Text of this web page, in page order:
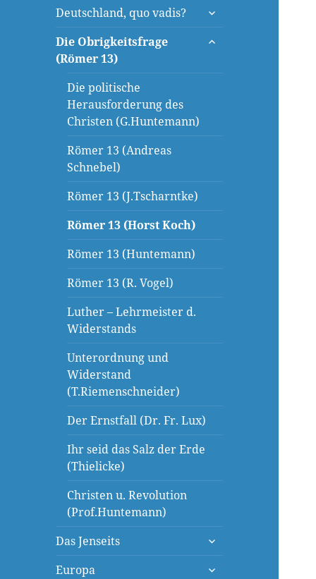
Deutschland, quo vadis?
untermenü
Die Obrigkeitsfrage
(Römer 13)
untermenü
Die politische
Herausforderung des
Christen (G.Huntemann)
Römer 13 (Andreas
Schnebel)
Römer 13 (J.Tscharntke)
Römer 13 (Horst Koch)
Römer 13 (Huntemann)
Römer 13 (R. Vogel)
Luther – Lehrmeister d.
Widerstands
Unterordnung und
Widerstand
(T.Riemenschneider)
Der Ernstfall (Dr. Fr. Lux)
Ihr seid das Salz der Erde
(Thielicke)
Christen u. Revolution
(Prof.Huntemann)
Das Jenseits
untermenü
Europa
untermenü